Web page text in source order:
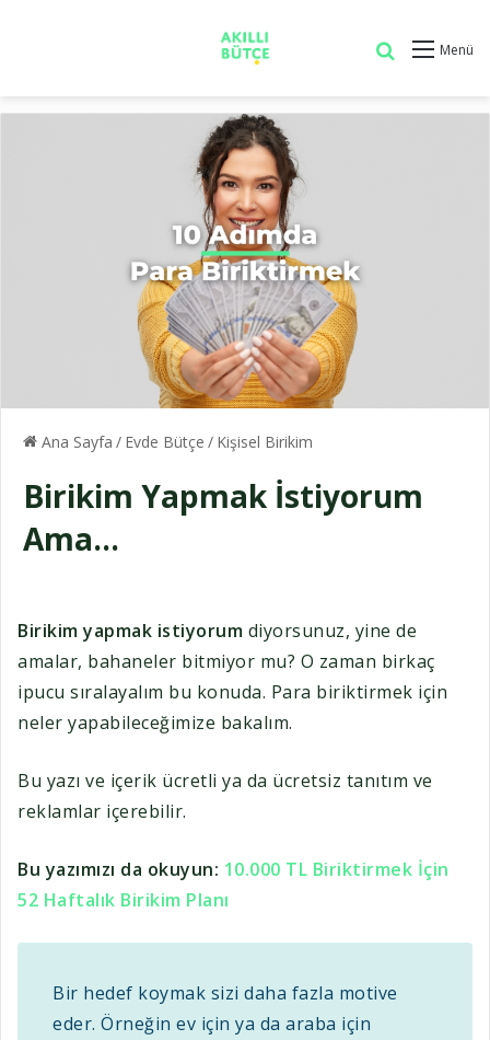
Menü
Arama
Ana Sayfa / Evde Bütçe / Kişisel Birikim
Birikim Yapmak İstiyorum
Ama…
Birikim yapmak istiyorum diyorsunuz, yine de
amalar, bahaneler bitmiyor mu? O zaman birkaç
ipucu sıralayalım bu konuda. Para biriktirmek için
neler yapabileceğimize bakalım.
Bu yazı ve içerik ücretli ya da ücretsiz tanıtım ve
reklamlar içerebilir.
Bu yazımızı da okuyun: 10.000 TL Biriktirmek İçin
52 Haftalık Birikim Planı
Bir hedef koymak sizi daha fazla motive
eder. Örneğin ev için ya da araba için